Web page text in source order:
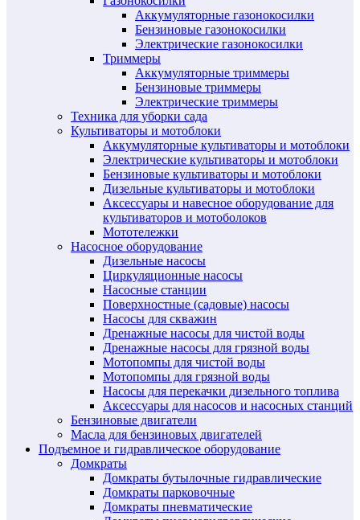
Аккумуляторные газонокосилки
Бензиновые газонокосилки
Электрические газонокосилки
Триммеры
Аккумуляторные триммеры
Бензиновые триммеры
Электрические триммеры
Техника для уборки сада
Культиваторы и мотоблоки
Аккумуляторные культиваторы и мотоблоки
Электрические культиваторы и мотоблоки
Бензиновые культиваторы и мотоблоки
Дизельные культиваторы и мотоблоки
Аксессуары и навесное оборудование для
культиваторов и мотоболоков
Мототележки
Насосное оборудование
Дизельные насосы
Циркуляционные насосы
Насосные станции
Поверхностные (садовые) насосы
Насосы для скважин
Дренажные насосы для чистой воды
Дренажные насосы для грязной воды
Мотопомпы для чистой воды
Мотопомпы для грязной воды
Насосы для перекачки дизельного топлива
Аксессуары для насосов и насосных станций
Бензиновые двигатели
Масла для бензиновых двигателей
Подъемное и гидравлическое оборудование
Домкраты
Домкраты бутылочные гидравлические
Домкраты парковочные
Домкраты пневматические